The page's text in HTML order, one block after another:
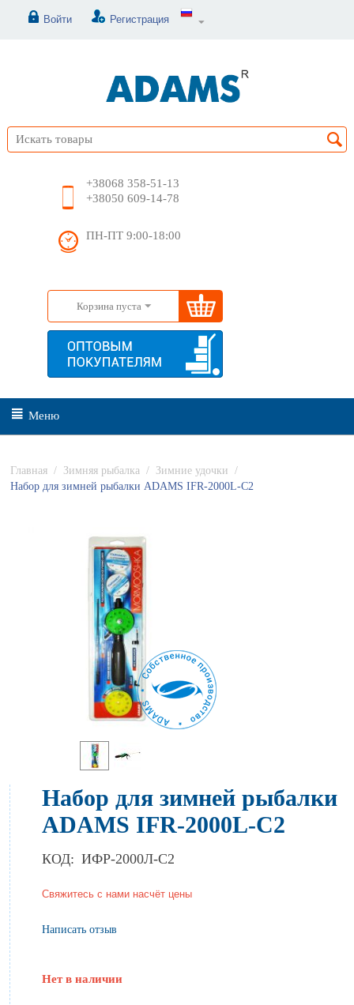
Войти Регистрация
+38068 358-51-13
+38050 609-14-78
ПН-ПТ 9:00-18:00
Корзина пуста
Меню
Главная / Зимняя рыбалка / Зимние удочки
/
Набор для зимней рыбалки ADAMS IFR-2000L-C2
Набор для зимней рыбалки
ADAMS IFR-2000L-C2
КОД: ИФР-2000Л-С2
Свяжитесь с нами насчёт цены
Написать отзыв
Нет в наличии